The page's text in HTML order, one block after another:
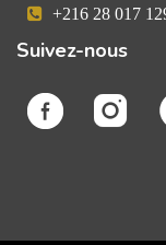
+216 28 017
Suivez-nous